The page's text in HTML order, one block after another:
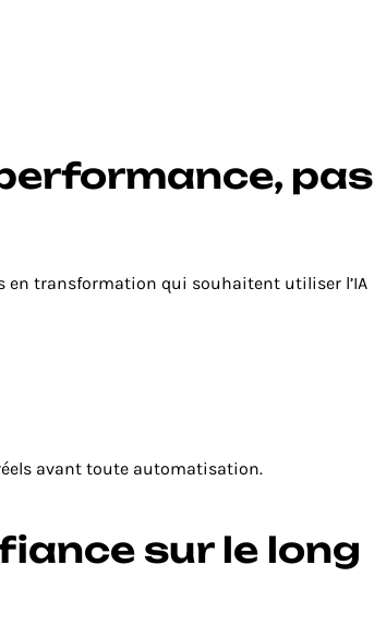
pas
en transformation qui souhaitent utiliser l’IA
avant toute automatisation.
sur le long